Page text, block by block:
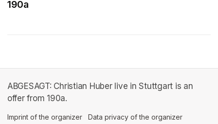
190a
ABGESAGT: Christian Huber live in Stuttgart is an
offer from 190a.
Imprint of the organizer (opens in a new tab)
Data privacy of the organizer